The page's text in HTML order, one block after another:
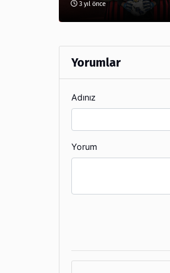
3 yıl önce
Yorumlar
Adınız
Yorum